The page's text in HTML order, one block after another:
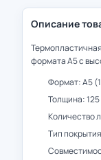
Описание
формата А5 с
Формат: А5
Толщина:
Количество
Тип